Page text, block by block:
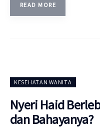
READ MORE
KESEHATAN WANITA
Nyeri Haid
dan Bahayanya?